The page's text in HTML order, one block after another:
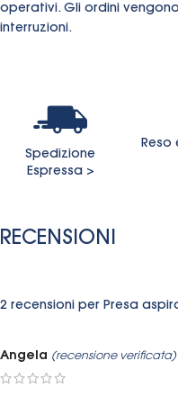
operativi. Gli ordini
interruzioni.
Spedizione
Espressa >
Reso
RECENSIONI
2 recensioni per Presa
Angela (recensione verificata)